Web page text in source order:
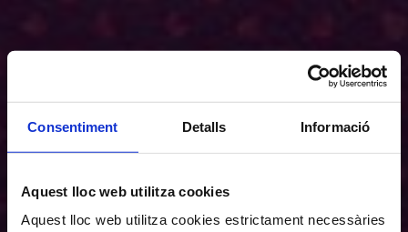
Consentiment Detalls Informació
Aquest lloc web utilitza cookies
Aquest lloc web utilitza cookies estrictament necessàries